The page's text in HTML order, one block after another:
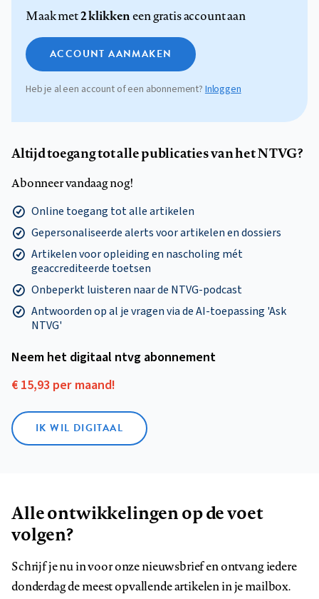
Maak met2 klikkeneen gratis account aan
ACCOUNT AANMAKEN
Heb je al een account of een abonnement? Inloggen
Altijd toegang tot alle publicaties van het NTVG?
Abonneer vandaag nog!
Online toegang tot alle artikelen
Gepersonaliseerde alerts voor artikelen en dossiers
Artikelen voor opleiding en nascholing mét
geaccrediteerde toetsen
Onbeperkt luisteren naar de NTVG-podcast
Antwoorden op al je vragen via de AI-toepassing 'Ask
NTVG'
Neem het digitaal ntvg abonnement
€ 15,93 per maand!
IK WIL DIGITAAL
Alle ontwikkelingen op de voet
volgen?
Schrijf je nu in voor onze nieuwsbrief en ontvang iedere
donderdag de meest opvallende artikelen in je mailbox.